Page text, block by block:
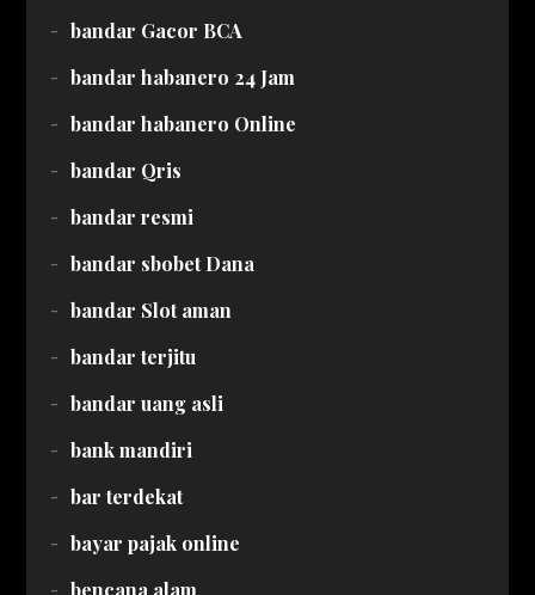
bandar Gacor BCA
bandar habanero 24 Jam
bandar habanero Online
bandar Qris
bandar resmi
bandar sbobet Dana
bandar Slot aman
bandar terjitu
bandar uang asli
bank mandiri
bar terdekat
bayar pajak online
bencana alam